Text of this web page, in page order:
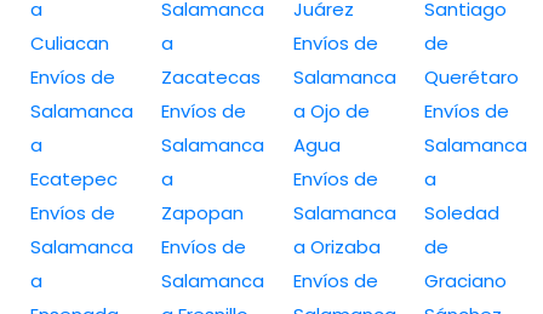
a
Culiacan
Envíos de
Salamanca
a
Ecatepec
Envíos de
Salamanca
a
Salamanca
a
Zacatecas
Envíos de
Salamanca
a
Zapopan
Envíos de
Salamanca
Juárez
Envíos de
Salamanca
a Ojo de
Agua
Envíos de
Salamanca
a Orizaba
Envíos de
Santiago
de
Querétaro
Envíos de
Salamanca
a
Soledad
de
Graciano